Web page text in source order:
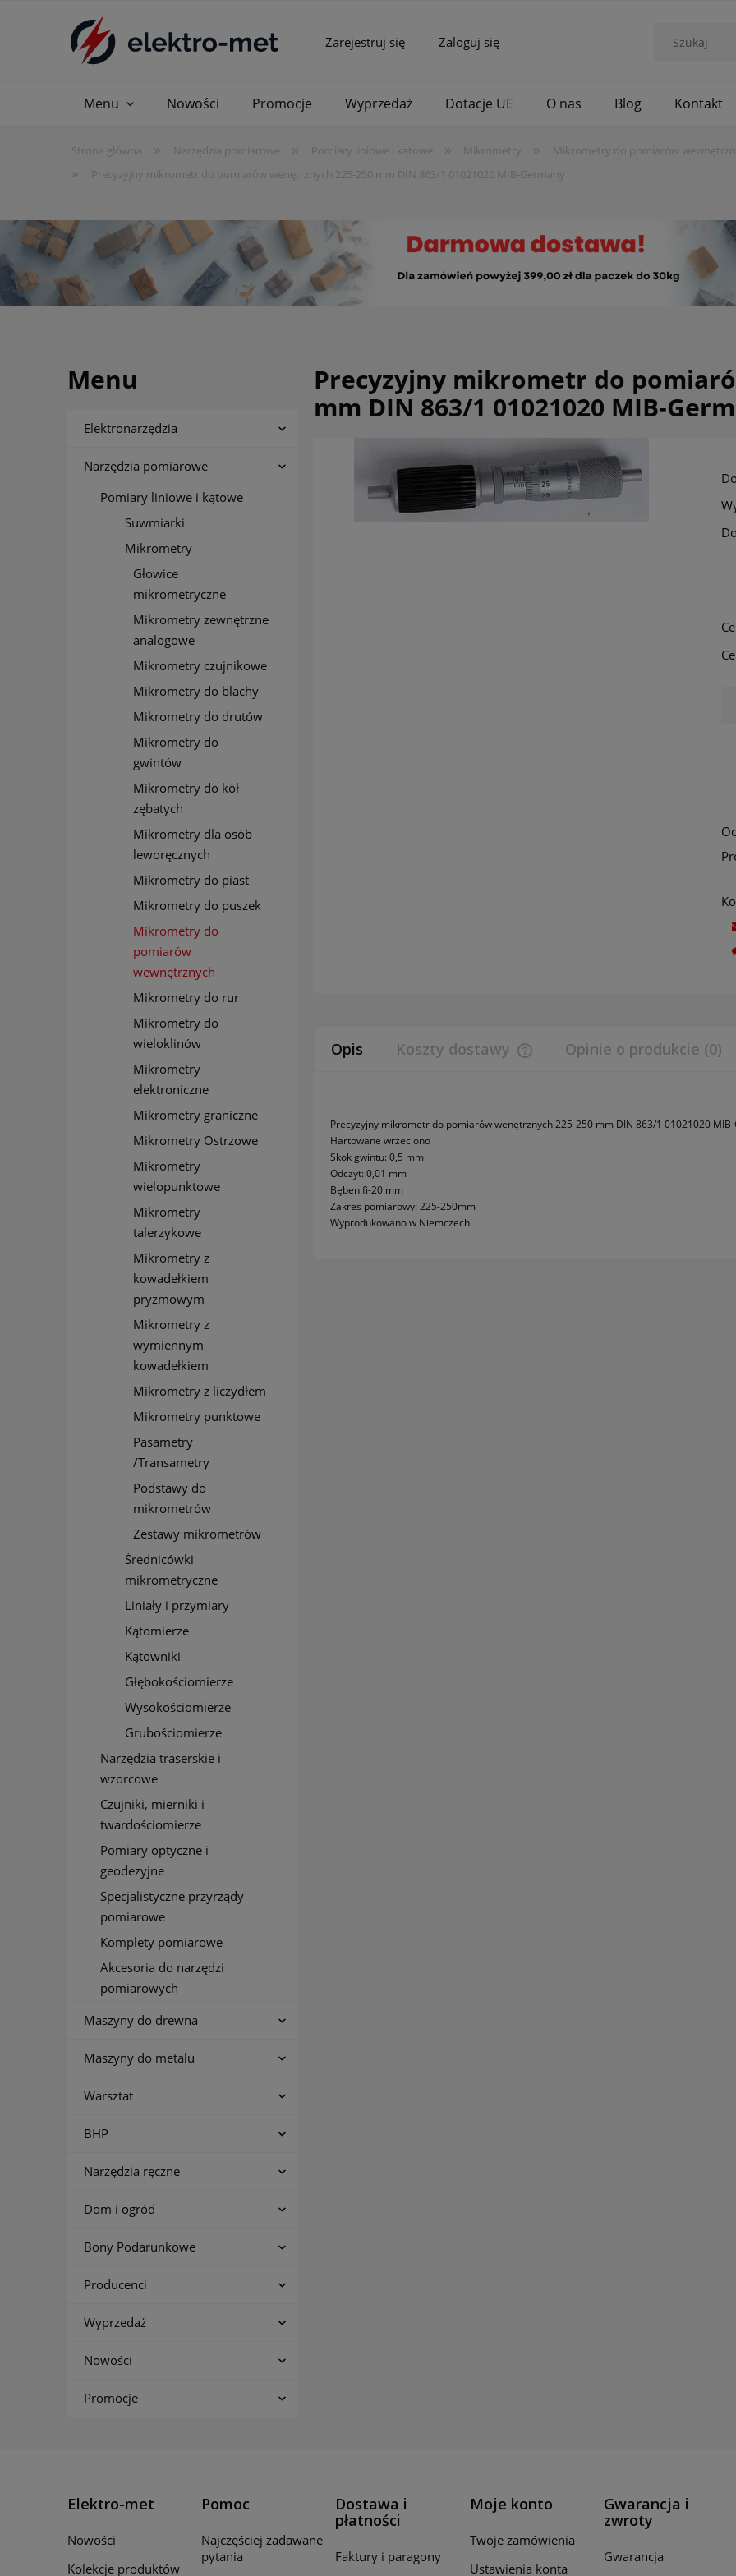
Zarejestruj się Zaloguj się
Menu Nowości Promocje Wyprzedaż Dotacje UE O nas Blog Kontakt
Strona główna » Narzędzia pomiarowe » Pomiary liniowe i kątowe » Mikrometry » Mikrometry do pomiarów
» Precyzyjny mikrometr do pomiarów wenętrznych 225-250 mm DIN 863/1 01021020 MIB-Germany
Menu
Elektronarzędzia
Narzędzia pomiarowe
Pomiary liniowe i kątowe
Suwmiarki
Mikrometry
Głowice
mikrometryczne
Mikrometry zewnętrzne
analogowe
Mikrometry czujnikowe
Mikrometry do blachy
Mikrometry do drutów
Mikrometry do
gwintów
Mikrometry do kół
zębatych
Mikrometry dla osób
leworęcznych
Mikrometry do piast
Mikrometry do puszek
Mikrometry do
pomiarów
wewnętrznych
Mikrometry do rur
Mikrometry do
wieloklinów
Mikrometry
elektroniczne
Mikrometry graniczne
Mikrometry Ostrzowe
Mikrometry
wielopunktowe
Mikrometry
talerzykowe
Mikrometry z
kowadełkiem
pryzmowym
Mikrometry z
wymiennym
kowadełkiem
Mikrometry z liczydłem
Mikrometry punktowe
Pasametry
/Transametry
Podstawy do
mikrometrów
Zestawy mikrometrów
Średnicówki
mikrometryczne
Liniały i przymiary
Kątomierze
Kątowniki
Głębokościomierze
Wysokościomierze
Grubościomierze
Narzędzia traserskie i
wzorcowe
Czujniki, mierniki i
twardościomierze
Pomiary optyczne i
geodezyjne
Specjalistyczne przyrządy
pomiarowe
Komplety pomiarowe
Akcesoria do narzędzi
pomiarowych
Maszyny do drewna
Maszyny do metalu
Warsztat
BHP
Narzędzia ręczne
Dom i ogród
Bony Podarunkowe
Producenci
Wyprzedaż
Nowości
Promocje
Precyzyjny mikrometr do
mm DIN 863/1 01021020 MIB-
Opis Koszty dostawy Opinie o produkcie (0)
Precyzyjny mikrometr do pomiarów wenętrznych 225-250 mm DIN 863/1 01021020
Hartowane wrzeciono
Skok gwintu: 0,5 mm
Odczyt: 0,01 mm
Bęben fi-20 mm
Zakres pomiarowy: 225-250mm
Wyprodukowano w Niemczech
Elektro-met
Nowości
Kolekcje produktów
Pomoc
Najczęściej zadawane
pytania
Dostawa i
płatności
Faktury i paragony
Moje konto
Twoje zamówienia
Ustawienia konta
Gwarancja i
zwroty
Gwarancja